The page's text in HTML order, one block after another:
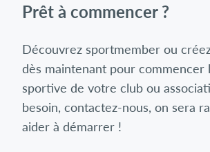
Prêt à commencer ?
Découvrez sportmember ou
dès maintenant pour commencer
sportive de votre club ou
besoin, contactez-nous, on sera
aider à démarrer !